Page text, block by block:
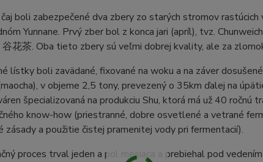
boli zabezpečené dva zbery zo starých stromov rastúcich
Yunnane. Prvý zber bol z konca jari (apríl), tvz.
谷花茶. Oba tieto zbery sú veľmi dobrej kvality, ale za
lístky boli zavädané, fixované na woku a na záver
v objeme 2,5 tony, prevezený o 35km ďalej na
špecializovaná na produkciu Shu, ktorá má už 40 ročnú
know-how (priestranné, dobre osvetlené a vetrané
zásady a použitie čistej pramenitej vody pri fermentacií).
proces trval jeden a pol mesiaca a prebiehal pod